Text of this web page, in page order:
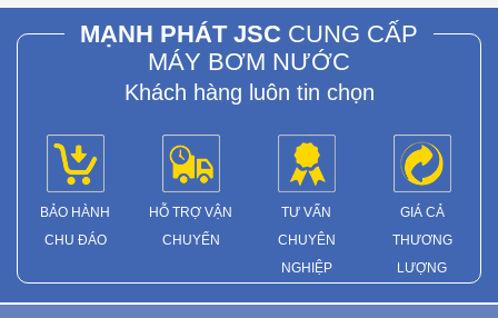
MẠNH PHÁT JSC CUNG CẤP
MÁY BƠM NƯỚC
Khách hàng luôn tin chọn
BẢO HÀNH
CHU ĐÁO
HỖ TRỢ VẬN
CHUYỂN
TƯ VẤN
CHUYÊN
NGHIỆP
GIÁ CẢ
THƯƠNG
LƯỢNG